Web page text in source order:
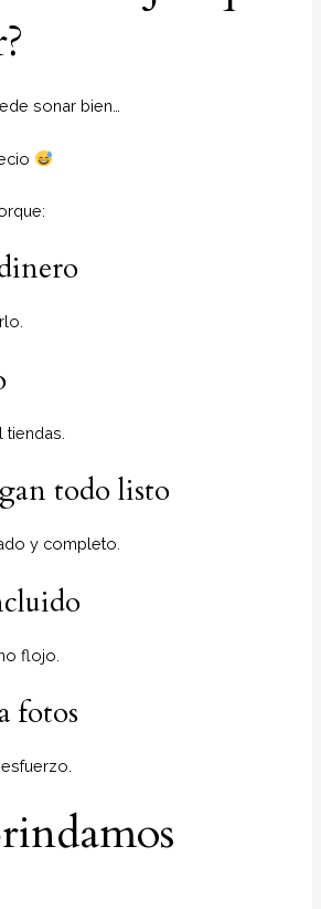
sonar bien…
todo listo
y completo.
flojo.
fotos